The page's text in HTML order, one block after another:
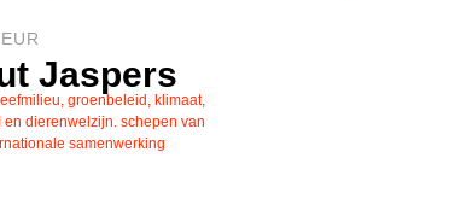
Jaspers
groenbeleid, klimaat,
dierenwelzijn. schepen van
samenwerking